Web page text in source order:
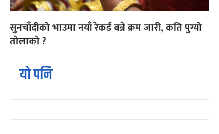
सुनचाँदीको भाउमा नयाँ रेकर्ड बन्ने क्रम जारी, कति पुग्यो
तोलाको ?
यो पनि